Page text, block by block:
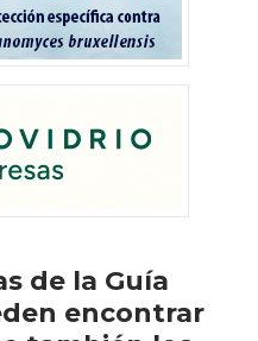
de la Guía
encontrar